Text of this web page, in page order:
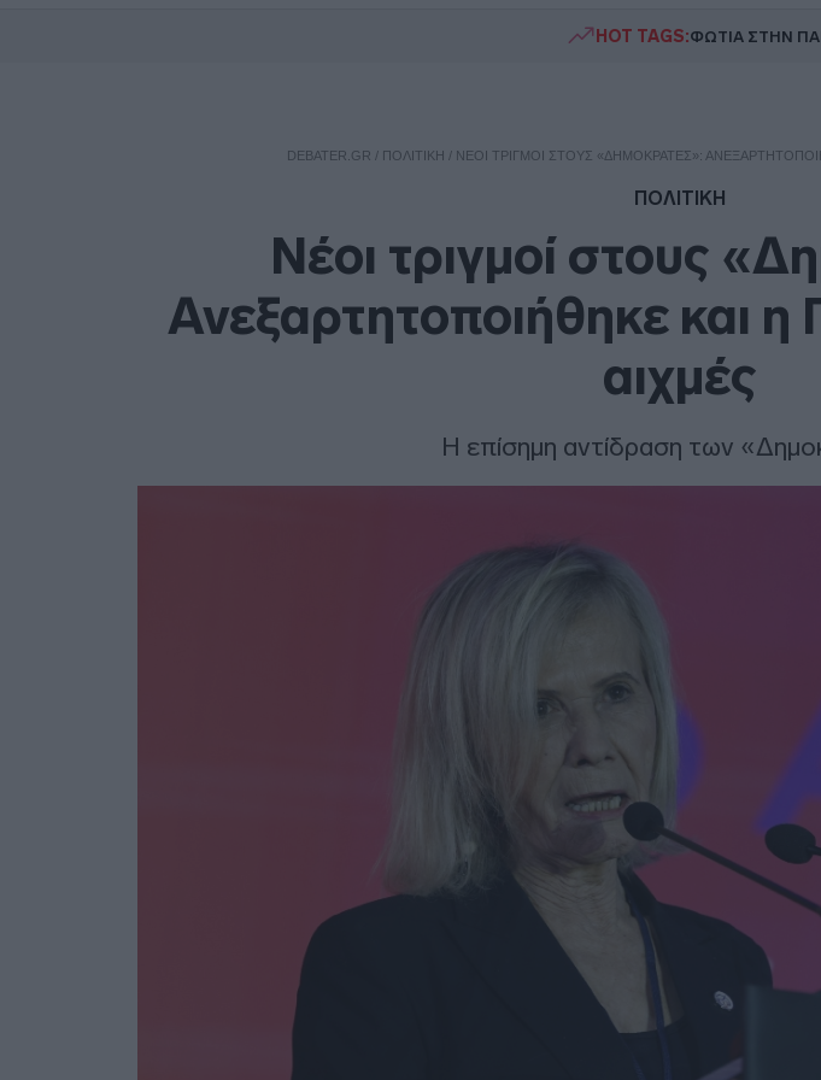
HOT TAGS:ΦΩΤΙΑ ΣΤΗΝ
DEBATER.GR / ΠΟΛΙΤΙΚΗ / ΝΈΟΙ ΤΡΙΓΜΟΊ ΣΤΟΥΣ «ΔΗΜΟΚΡΆΤΕΣ»:
ΠΟΛΙΤΙΚΗ
Νέοι τριγμοί στους
Ανεξαρτητοποιήθηκε και η
αιχμές
Η επίσημη αντίδραση των